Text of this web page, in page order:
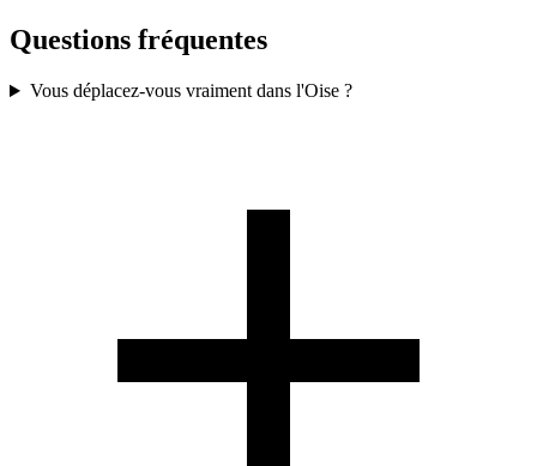
Questions fréquentes
Vous déplacez-vous vraiment dans l'Oise ?